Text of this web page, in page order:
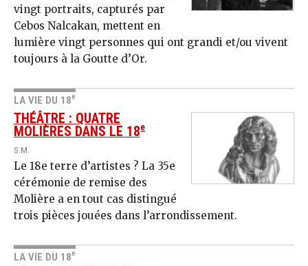
vingt portraits, capturés par
Cebos Nalcakan, mettent en
lumière vingt personnes qui ont grandi et/ou vivent
toujours à la Goutte d’Or.
LA VIE DU 18e
THÉÂTRE : QUATRE
MOLIÈRES DANS LE 18e
S.M.
Le 18e terre d’artistes ? La 35e
cérémonie de remise des
Molière a en tout cas distingué
trois pièces jouées dans l’arrondissement.
LA VIE DU 18e